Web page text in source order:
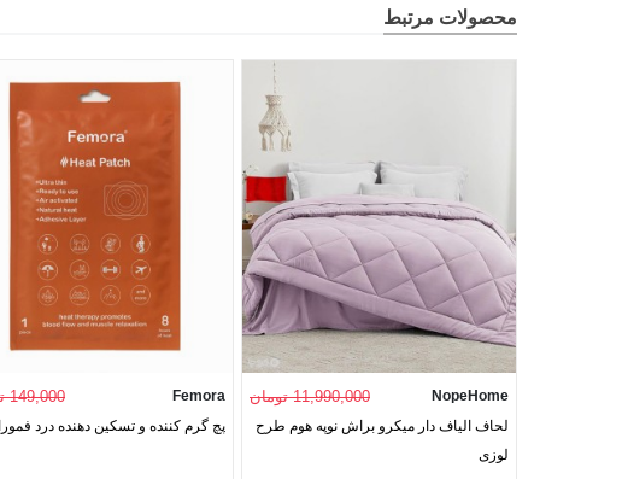
محصولات مرتبط
NopeHome 11,990,000 تومان
لحاف الیاف دار میکرو براش نوپه هوم طرح
لوزی
Femora 149,000 تومان
پچ گرم کننده و تسکین دهنده درد فمورا